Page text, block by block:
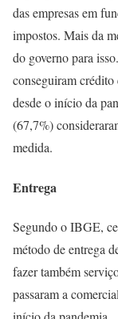
das empresas em
impostos. Mais da
do governo para
conseguiram
desde o início da
(67,7%)
medida.
Entrega
Segundo o IBGE,
método de entrega
fazer também
passaram a